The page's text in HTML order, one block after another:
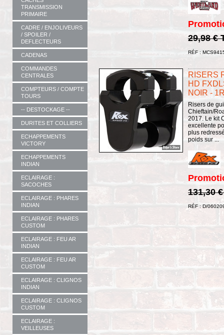
TRANSMISSION
PRIMAIRE
CADRE / ENJOLIVEURS
/ SPOILER /
DEFLECTEURS
CADENAS
COMMANDES
CENTRALES
COMPTEURS / COMPTE
TOURS
-- DESTOCKAGE --
DURITES ET COLLIERS
ECHAPPEMENTS
VICTORY
ECHAPPEMENTS
INDIAN
ECLAIRAGE :
SACOCHES
ECLAIRAGE : PHARES
INDIAN
ECLAIRAGE : PHARES
CUSTOM
ECLAIRAGE : FEU AR
INDIAN
ECLAIRAGE : FEU AR
CUSTOM
ECLAIRAGE : CLIGNOS
INDIAN
ECLAIRAGE : CLIGNOS
CUSTOM
ECLAIRAGE :
VEILLEUSES
29,98 €
RÉF :
RISERS
HD
NOIR -
Risers de
Chieftain/
2017. Le kit
excellente
plus
poids sur ...
131,30
RÉF : D/